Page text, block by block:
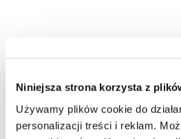
Niniejsza strona korzysta z
Używamy plików cookie do
personalizacji treści i reklam.